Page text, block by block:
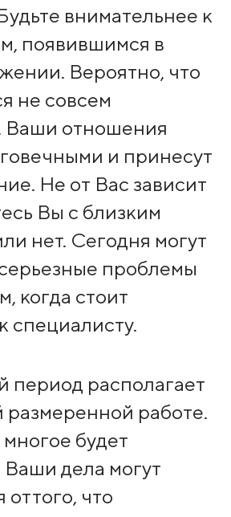
внимательнее к
появившимся в
Вероятно, что
не совсем
Ваши отношения
и принесут
Не от Вас зависит
Вы с близким
нет. Сегодня могут
проблемы
когда стоит
специалисту.
период располагает
размеренной работе.
будет
Ваши дела могут
оттого, что